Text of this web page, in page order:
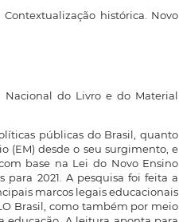
histórica. Novo
Nacional do Livro e do Material
públicas do Brasil, quanto
(EM) desde o seu surgimento, e
base na Lei do Novo Ensino
para 2021. A pesquisa foi feita a
marcos legais educacionais
Brasil, como também por meio